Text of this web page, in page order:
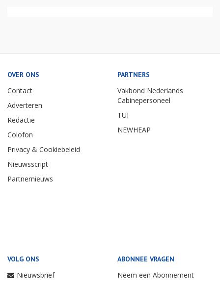
OVER ONS
Contact
Adverteren
Redactie
Colofon
Privacy & Cookiebeleid
Nieuwsscript
Partnernieuws
PARTNERS
Vakbond Nederlands
Cabinepersoneel
TUI
NEWHEAP
VOLG ONS
Nieuwsbrief
ABONNEE VRAGEN
Neem een Abonnement